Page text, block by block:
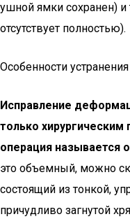
ушной ямки сохранен)
отсутствует полностью).
Особенности
Исправление
только хирургическим
операция называется
это объемный, можно
состоящий из тонкой,
причудливо загнутой